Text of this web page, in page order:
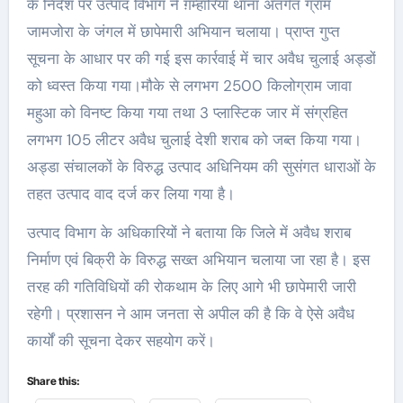
के निर्देश पर उत्पाद विभाग ने ग़म्हारिया थाना अंतर्गत ग्राम
जामजोरा के जंगल में छापेमारी अभियान चलाया। प्राप्त गुप्त
सूचना के आधार पर की गई इस कार्रवाई में चार अवैध चुलाई अड्डों
को ध्वस्त किया गया।मौके से लगभग 2500 किलोग्राम जावा
महुआ को विनष्ट किया गया तथा 3 प्लास्टिक जार में संग्रहित
लगभग 105 लीटर अवैध चुलाई देशी शराब को जब्त किया गया।
अड्डा संचालकों के विरुद्ध उत्पाद अधिनियम की सुसंगत धाराओं के
तहत उत्पाद वाद दर्ज कर लिया गया है।
उत्पाद विभाग के अधिकारियों ने बताया कि जिले में अवैध शराब
निर्माण एवं बिक्री के विरुद्ध सख्त अभियान चलाया जा रहा है। इस
तरह की गतिविधियों की रोकथाम के लिए आगे भी छापेमारी जारी
रहेगी। प्रशासन ने आम जनता से अपील की है कि वे ऐसे अवैध
कार्यों की सूचना देकर सहयोग करें।
Share this: